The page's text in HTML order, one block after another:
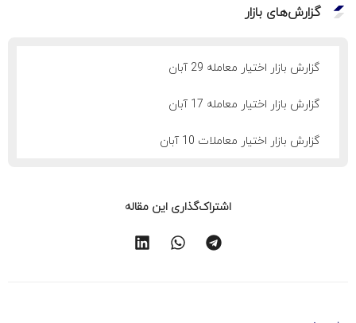
گزارش‌های بازار
گزارش بازار اختیار معامله 29 آبان
گزارش بازار اختیار معامله 17 آبان
گزارش بازار اختیار معاملات 10 آبان
اشتراک‌گذاری این مقاله